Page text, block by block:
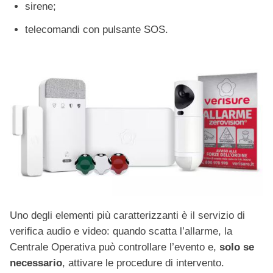
sirene;
telecomandi con pulsante SOS.
Uno degli elementi più caratterizzanti è il servizio di
verifica audio e video: quando scatta l’allarme, la
Centrale Operativa può controllare l’evento e, solo se
necessario, attivare le procedure di intervento.